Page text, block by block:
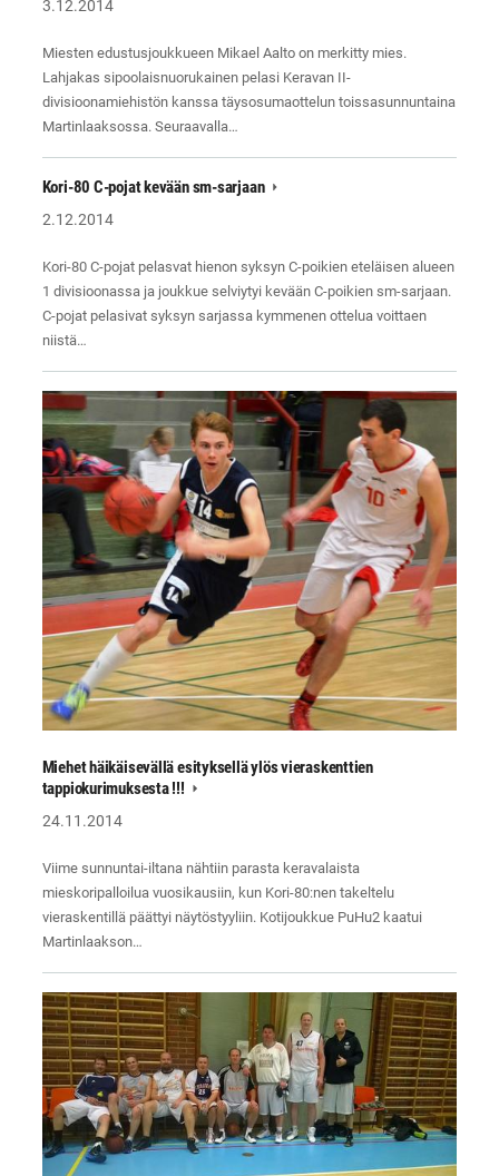
3.12.2014
Miesten edustusjoukkueen Mikael Aalto on merkitty mies.
Lahjakas sipoolaisnuorukainen pelasi Keravan II-
divisioonamiehistön kanssa täysosumaottelun toissasunnuntaina
Martinlaaksossa. Seuraavalla…
Kori-80 C-pojat kevään sm-sarjaan
2.12.2014
Kori-80 C-pojat pelasvat hienon syksyn C-poikien eteläisen alueen
1 divisioonassa ja joukkue selviytyi kevään C-poikien sm-sarjaan.
C-pojat pelasivat syksyn sarjassa kymmenen ottelua voittaen
niistä…
Miehet häikäisevällä esityksellä ylös vieraskenttien
tappiokurimuksesta !!!
24.11.2014
Viime sunnuntai-iltana nähtiin parasta keravalaista
mieskoripalloilua vuosikausiin, kun Kori-80:nen takeltelu
vieraskentillä päättyi näytöstyyliin. Kotijoukkue PuHu2 kaatui
Martinlaakson…